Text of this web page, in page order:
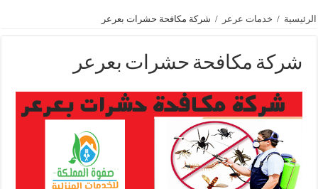
الرئيسية / خدمات عرعر / شركة مكافحة حشرات بعرعر
شركة مكافحة حشرات بعرعر